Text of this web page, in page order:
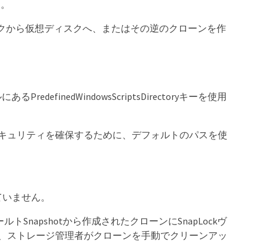
ら仮想ディスクへ、またはその逆のクローンを作
あるPredefinedWindowsScriptsDirectoryキーを使用
ュリティを確保するために、デフォルトのパスを使
ません。
トSnapshotから作成されたクローンにSnapLockヴ
ストレージ管理者がクローンを手動でクリーンアッ